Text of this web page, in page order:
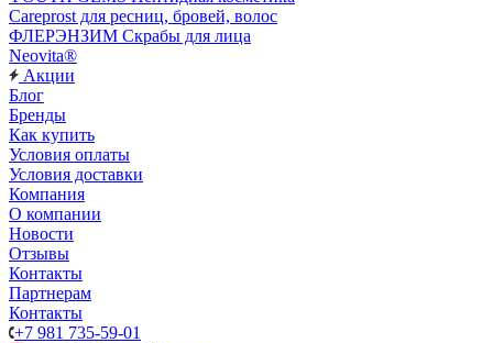
Careprost для ресниц, бровей, волос
ФЛЕРЭНЗИМ Скрабы для лица
Neovita®
Акции
Блог
Бренды
Как купить
Условия оплаты
Условия доставки
Компания
О компании
Новости
Отзывы
Контакты
Партнерам
Контакты
+7 981 735-59-01